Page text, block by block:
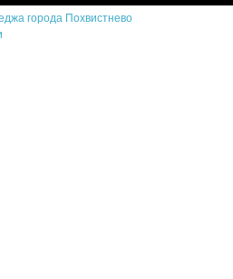
города Похвистнево